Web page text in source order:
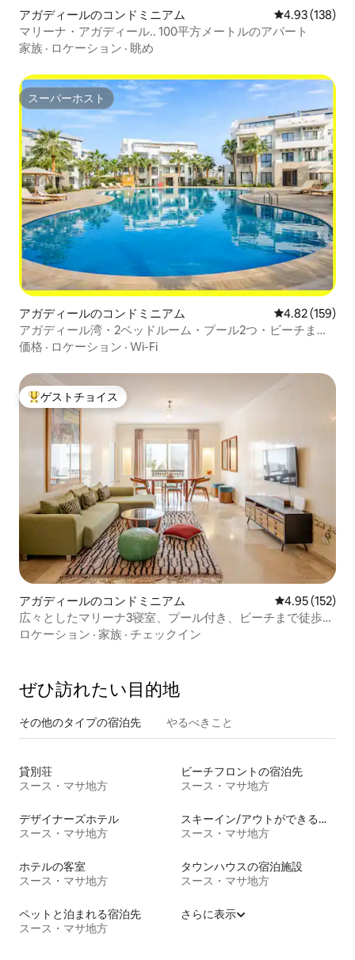
アガディールのコンドミニアム レビュー138
4.93 (138)
マリーナ・アガディール.. 100平方メートルのアパート
家族 · ロケーション · 眺め
スーパーホスト
スーパーホスト
アガディールのコンドミニアム レビュー159
4.82 (159)
アガディール湾・2ベッドルーム・プール2つ・ビーチまで
10分・無料駐車場
価格 · ロケーション · Wi-Fi
大好評のゲストチョイスです。
ゲストチョイス
アガディールのコンドミニアム レビュー152
4.95 (152)
広々としたマリーナ3寝室、プール付き、ビーチまで徒歩で
行ける
ロケーション · 家族 · チェックイン
ぜひ訪⁠れ⁠た⁠い目⁠的⁠地
その他のタ⁠イ⁠プ⁠の宿⁠泊⁠先 やるべきこと
貸別荘
スース・マサ地方
ビーチフロントの宿泊先
スース・マサ地方
デザイナーズホテル
スース・マサ地方
スキーイン/アウトができる宿泊先
スース・マサ地方
ホテルの客室
スース・マサ地方
タウンハウスの宿泊施設
スース・マサ地方
ペットと泊まれる宿泊先
スース・マサ地方
さらに表示